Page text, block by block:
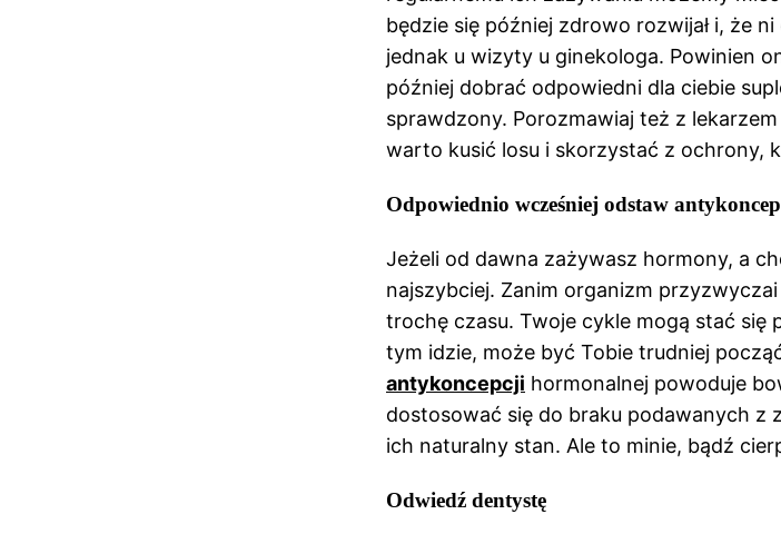
będzie się później zdrowo rozwijał i, że
jednak u wizyty u ginekologa. Powinien
później dobrać odpowiedni dla ciebie
sprawdzony. Porozmawiaj też z
warto kusić losu i skorzystać z ochrony,
Odpowiednio wcześniej odstaw
Jeżeli od dawna zażywasz hormony, a
najszybciej. Zanim organizm
trochę czasu. Twoje cykle mogą stać się
tym idzie, może być Tobie trudniej
antykoncepcji hormonalnej powoduje
dostosować się do braku podawanych
ich naturalny stan. Ale to minie, bądź
Odwiedź dentystę